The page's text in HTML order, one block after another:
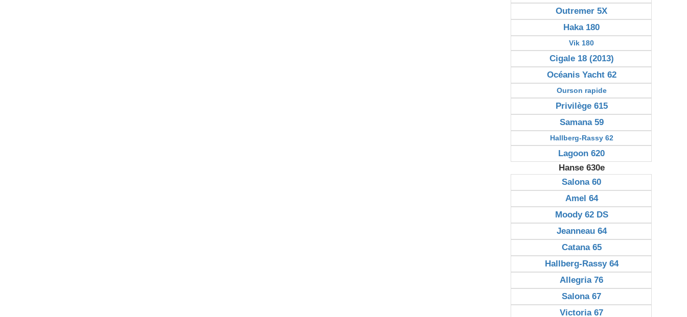
Outremer 5X
Haka 180
Vik 180
Cigale 18 (2013)
Océanis Yacht 62
Ourson rapide
Privilège 615
Samana 59
Hallberg-Rassy 62
Lagoon 620
Hanse 630e
Salona 60
Amel 64
Moody 62 DS
Jeanneau 64
Catana 65
Hallberg-Rassy 64
Allegria 76
Salona 67
Victoria 67